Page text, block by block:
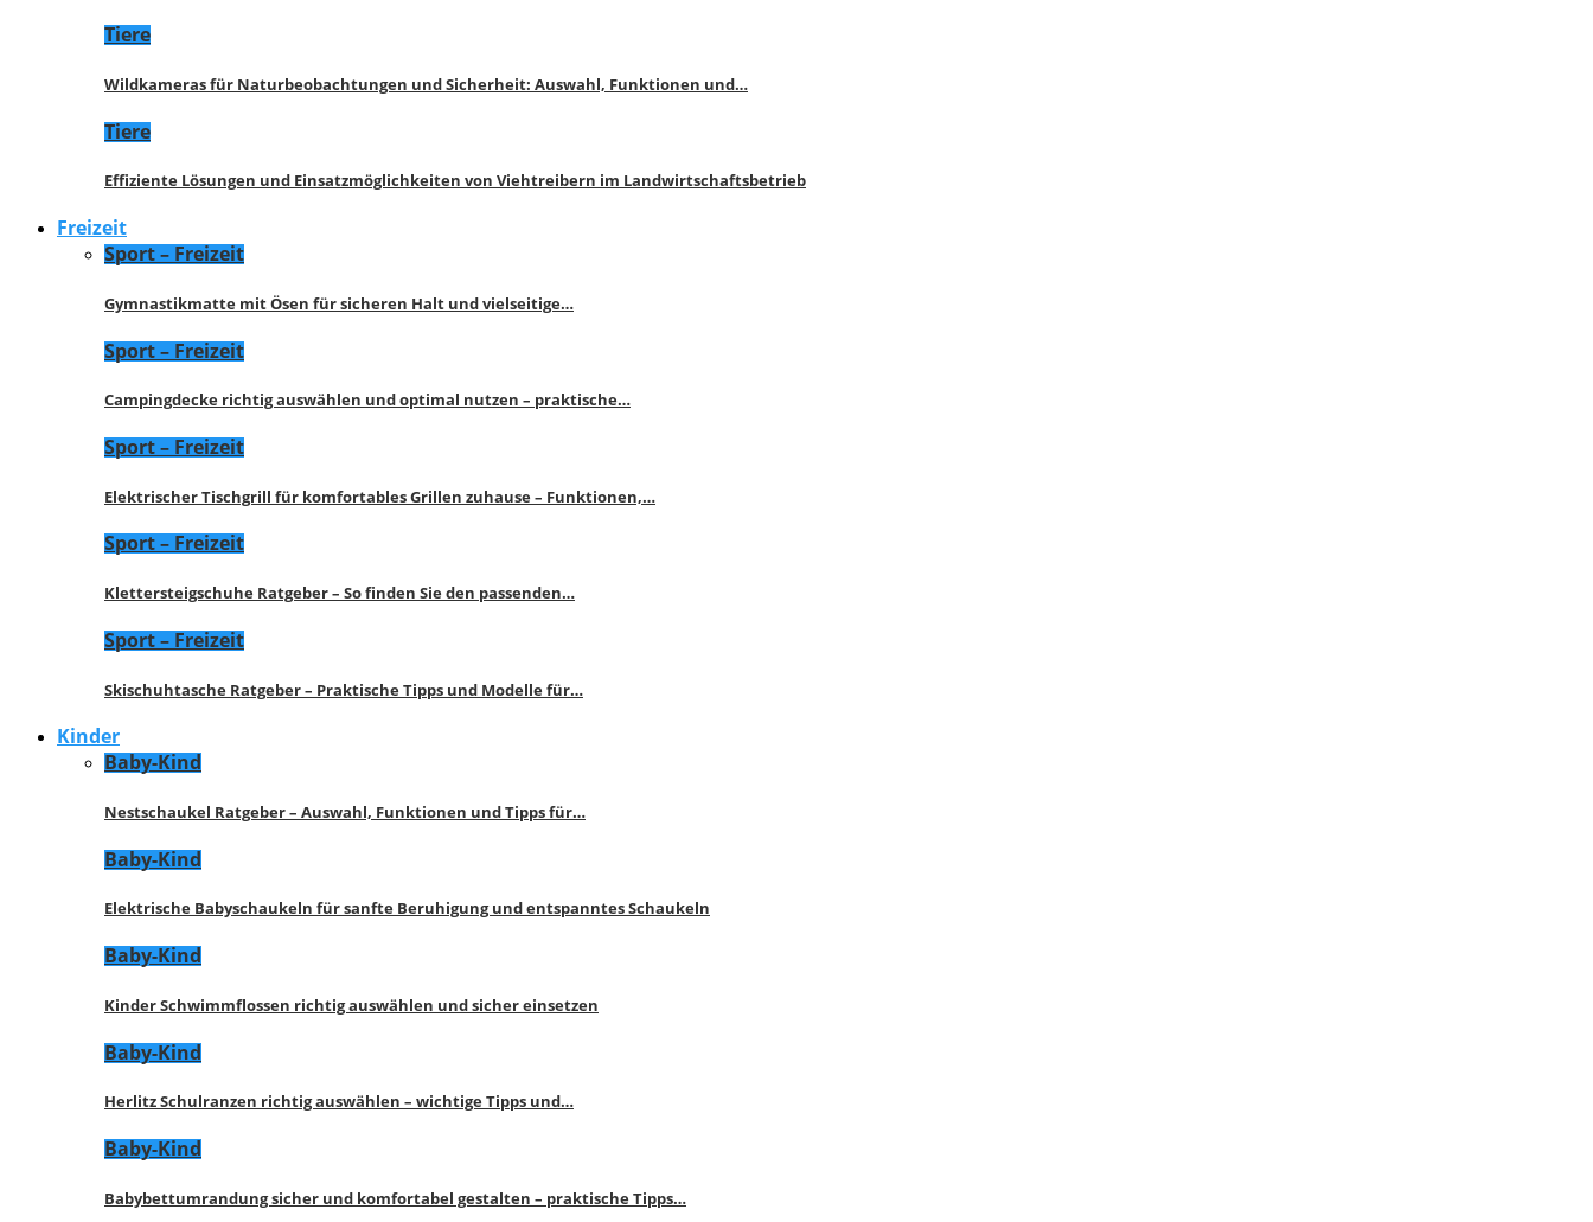
Tiere
Wildkameras für Naturbeobachtungen und Sicherheit: Auswahl, Funktionen und…
Tiere
Effiziente Lösungen und Einsatzmöglichkeiten von Viehtreibern im Landwirtschaftsbetrieb
Freizeit
Sport – Freizeit
Gymnastikmatte mit Ösen für sicheren Halt und vielseitige…
Sport – Freizeit
Campingdecke richtig auswählen und optimal nutzen – praktische…
Sport – Freizeit
Elektrischer Tischgrill für komfortables Grillen zuhause – Funktionen,…
Sport – Freizeit
Klettersteigschuhe Ratgeber – So finden Sie den passenden…
Sport – Freizeit
Skischuhtasche Ratgeber – Praktische Tipps und Modelle für…
Kinder
Baby-Kind
Nestschaukel Ratgeber – Auswahl, Funktionen und Tipps für…
Baby-Kind
Elektrische Babyschaukeln für sanfte Beruhigung und entspanntes Schaukeln
Baby-Kind
Kinder Schwimmflossen richtig auswählen und sicher einsetzen
Baby-Kind
Herlitz Schulranzen richtig auswählen – wichtige Tipps und…
Baby-Kind
Babybettumrandung sicher und komfortabel gestalten – praktische Tipps…